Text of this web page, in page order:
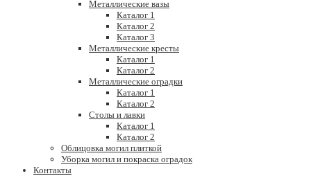
Металлические вазы
Каталог 1
Каталог 2
Каталог 3
Металлические кресты
Каталог 1
Каталог 2
Металлические оградки
Каталог 1
Каталог 2
Столы и лавки
Каталог 1
Каталог 2
Облицовка могил плиткой
Уборка могил и покраска оградок
Контакты